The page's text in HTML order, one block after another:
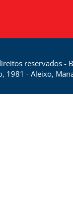
reservados -
1981 - Aleixo,